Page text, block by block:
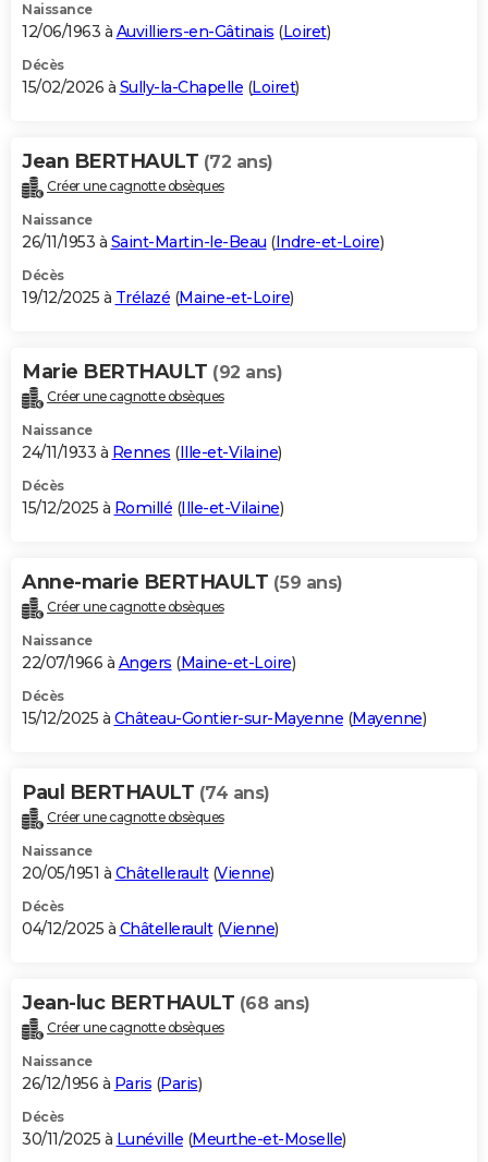
Naissance
12/06/1963 à Auvilliers-en-Gâtinais (Loiret)
Décès
15/02/2026 à Sully-la-Chapelle (Loiret)
Jean BERTHAULT (72 ans)
Créer une cagnotte obsèques
Naissance
26/11/1953 à Saint-Martin-le-Beau (Indre-et-Loire)
Décès
19/12/2025 à Trélazé (Maine-et-Loire)
Marie BERTHAULT (92 ans)
Créer une cagnotte obsèques
Naissance
24/11/1933 à Rennes (Ille-et-Vilaine)
Décès
15/12/2025 à Romillé (Ille-et-Vilaine)
Anne-marie BERTHAULT (59 ans)
Créer une cagnotte obsèques
Naissance
22/07/1966 à Angers (Maine-et-Loire)
Décès
15/12/2025 à Château-Gontier-sur-Mayenne (Mayenne)
Paul BERTHAULT (74 ans)
Créer une cagnotte obsèques
Naissance
20/05/1951 à Châtellerault(Vienne)
Décès
04/12/2025 à Châtellerault(Vienne)
Jean-luc BERTHAULT (68 ans)
Créer une cagnotte obsèques
Naissance
26/12/1956 à Paris (Paris)
Décès
30/11/2025 à Lunéville (Meurthe-et-Moselle)